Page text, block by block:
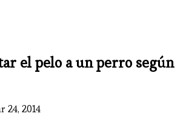
el pelo a un perro según
24, 2014